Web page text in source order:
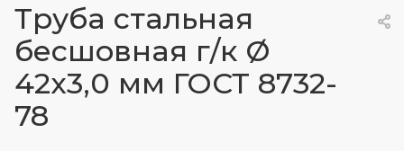
Труба стальная
бесшовная г/к Ø
42х3,0 мм ГОСТ 8732-
78